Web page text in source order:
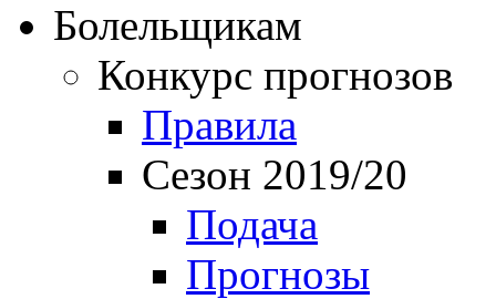
Болельщикам
Конкурс прогнозов
Правила
Сезон 2019/20
Подача
Прогнозы